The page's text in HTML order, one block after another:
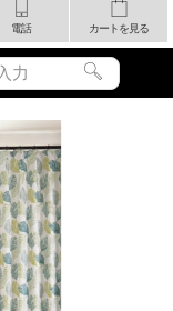
電話 カートを見る